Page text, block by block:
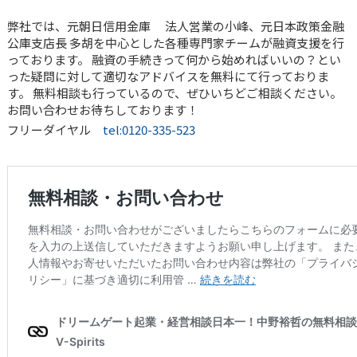
弊社では、元朝日信用金庫 法人営業の小峰、元日本政策金融
公庫支店長 多胡を中心とした各種専門家チームが融資支援を行
っております。 融資の手続きって何から始めればいいの？とい
った疑問に対して適切なアドバイスを無料にて行っておりま
す。 無料相談も行っているので、ぜひいちどご相談ください。
お問い合わせお待ちしております！
フリーダイヤル tel:0120-335-523